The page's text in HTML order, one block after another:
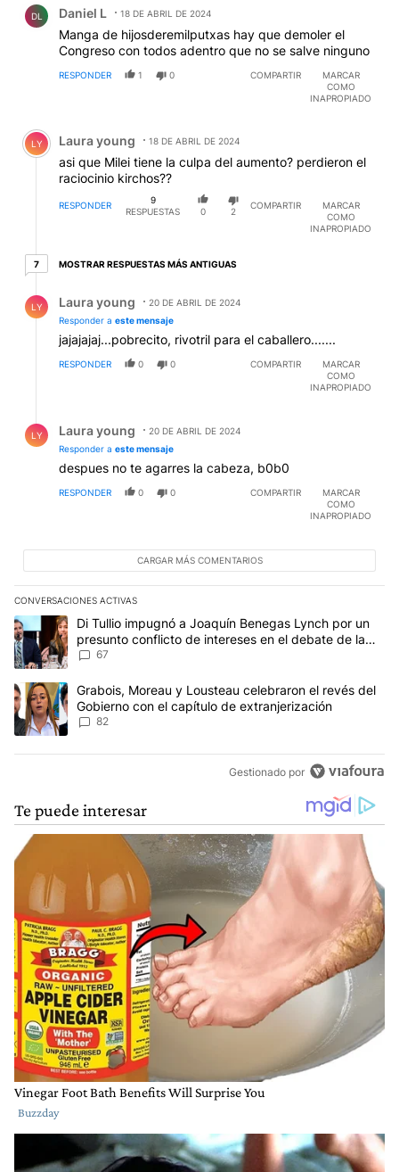
DL Daniel L 18 DE ABRIL DE 2024
Manga de hijosderemilputxas hay que demoler el
Congreso con todos adentro que no se salve ninguno
RESPONDER 1 0 COMPARTIR
MARCAR
COMO
INAPROPIADO
Comentario de Laura young.
LY Laura young 18 DE ABRIL DE 2024
asi que Milei tiene la culpa del aumento? perdieron el
raciocinio kirchos??
RESPONDER
9
RESPUESTAS
0 2
COMPARTIR
MARCAR
COMO
INAPROPIADO
77 respuestas más antiguas
MOSTRAR RESPUESTAS MÁS ANTIGUAS
LY Laura young
20 DE ABRIL DE 2024
Responder a este mensaje
jajajajaj...pobrecito, rivotril para el caballero.......
RESPONDER 0 0 COMPARTIR
MARCAR
COMO
INAPROPIADO
LY Laura young
20 DE ABRIL DE 2024
Responder a este mensaje
despues no te agarres la cabeza, b0b0
RESPONDER 0 0 COMPARTIR
MARCAR
COMO
INAPROPIADO
CARGAR MÁS COMENTARIOS
CONVERSACIONES ACTIVAS
Este listado muestra los artículos con más comentarios en los
Un artículo de tendencia con el título "Di Tullio impugnó a
Di Tullio impugnó a Joaquín Benegas Lynch por un
presunto conflicto de intereses en el debate de la
Ley de Tierras
67
Un artículo de tendencia con el título "Grabois, Moreau y
Grabois, Moreau y Lousteau celebraron el revés del
Gobierno con el capítulo de extranjerización
82
Gestionado por